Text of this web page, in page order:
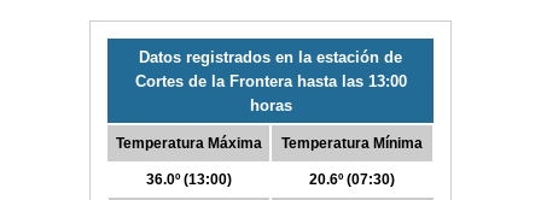
Datos registrados en la estación de
Cortes de la Frontera hasta las 13:00
horas
Temperatura Máxima
36.0º (13:00)
Temperatura Mínima
20.6º (07:30)